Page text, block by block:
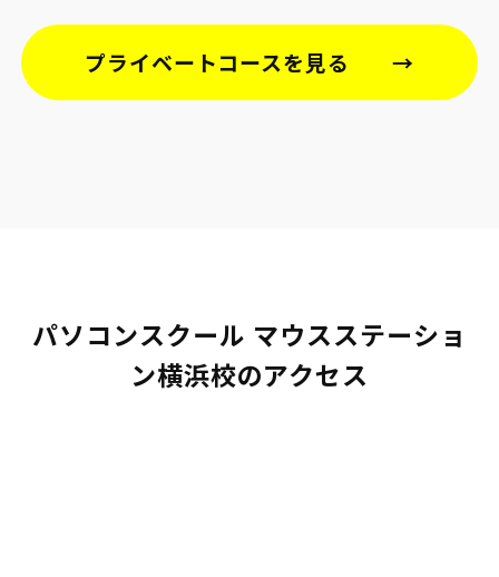
プライベートコースを見る
パソコンスクール マウスステーショ
ン横浜校のアクセス